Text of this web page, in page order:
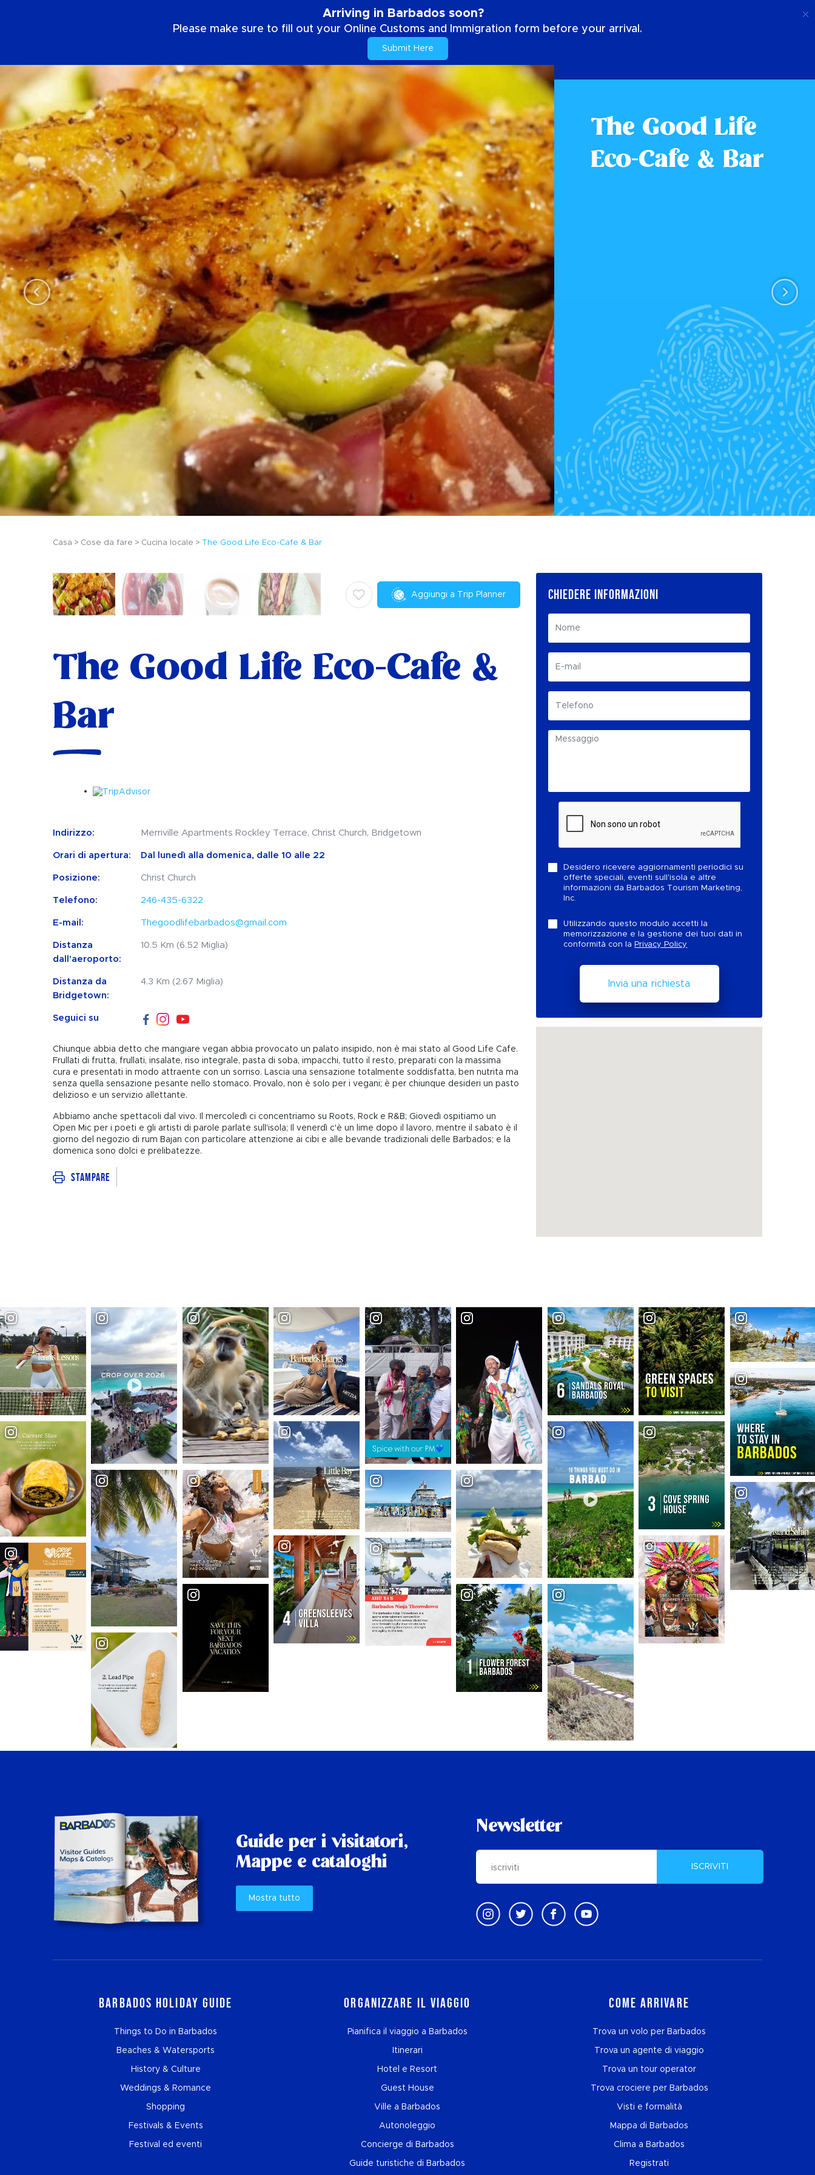
Arriving in Barbados soon?
Please make sure to fill out your Online Customs and Immigration form before your arrival.
Submit Here
The Good Life
Eco-Cafe & Bar
Casa Cose da fare Cucina locale The Good Life Eco-Cafe & Bar
Aggiungi a Trip Planner
The Good Life Eco-Cafe &
Bar
Indirizzo: Merriville Apartments Rockley Terrace, Christ Church, Bridgetown
Orari di apertura: Dal lunedì alla domenica, dalle 10 alle 22
Posizione: Christ Church
Telefono: 246-435-6322
E-mail: Thegoodlifebarbados@gmail.com
Distanza
dall'aeroporto:
10.5 Km (6.52 Miglia)
Distanza da
Bridgetown:
4.3 Km (2.67 Miglia)
Seguici su
Chiunque abbia detto che mangiare vegan abbia provocato un palato insipido, non è mai stato al Good Life Cafe.
Frullati di frutta, frullati, insalate, riso integrale, pasta di soba, impacchi, tutto il resto, preparati con la massima
cura e presentati in modo attraente con un sorriso. Lascia una sensazione totalmente soddisfatta, ben nutrita ma
senza quella sensazione pesante nello stomaco. Provalo, non è solo per i vegani; è per chiunque desideri un pasto
delizioso e un servizio allettante.
Abbiamo anche spettacoli dal vivo. Il mercoledì ci concentriamo su Roots, Rock e R&B; Giovedì ospitiamo un
Open Mic per i poeti e gli artisti di parole parlate sull'isola; Il venerdì c'è un lime dopo il lavoro, mentre il sabato è il
giorno del negozio di rum Bajan con particolare attenzione ai cibi e alle bevande tradizionali delle Barbados; e la
domenica sono dolci e prelibatezze.
Stampare
CHIEDERE INFORMAZIONI
Desidero ricevere aggiornamenti periodici su
offerte speciali, eventi sull'isola e altre
informazioni da Barbados Tourism Marketing,
Inc.
Utilizzando questo modulo accetti la
memorizzazione e la gestione dei tuoi dati in
conformità con la Privacy Policy
Guide per i visitatori,
Mappe e cataloghi
Mostra tutto
Newsletter
ISCRIVITI
Barbados Holiday Guide
Things to Do in Barbados
Beaches & Watersports
History & Culture
Weddings & Romance
Shopping
Festivals & Events
Festival ed eventi
Organizzare il viaggio
Pianifica il viaggio a Barbados
Itinerari
Hotel e Resort
Guest House
Ville a Barbados
Autonoleggio
Concierge di Barbados
Guide turistiche di Barbados
Come arrivare
Trova un volo per Barbados
Trova un agente di viaggio
Trova un tour operator
Trova crociere per Barbados
Visti e formalità
Mappa di Barbados
Clima a Barbados
Registrati